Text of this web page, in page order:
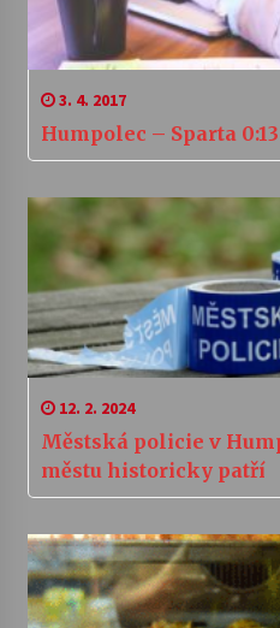
3. 4. 2017
Humpolec – Sparta 0:13
12. 2. 2024
Městská policie v
městu historicky patří